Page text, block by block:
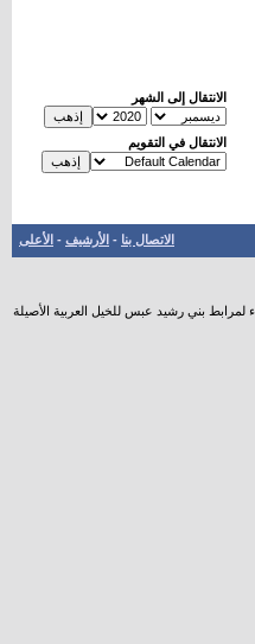
الانتقال إلى الشهر
الانتقال في التقويم
الاتصال بنا - الأرشيف - الأعلى
لمرابط بني رشيد عبس للخيل العربية الأصيلة